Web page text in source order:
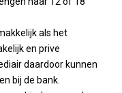
als het
en prive
daardoor kunnen
bij de bank.